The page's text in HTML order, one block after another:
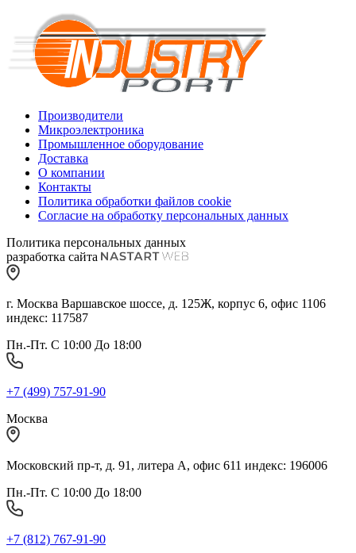
Производители
Микроэлектроника
Промышленное оборудование
Доставка
О компании
Контакты
Политика обработки файлов cookie
Согласие на обработку персональных данных
Политика персональных данных
разработка сайта
г. Москва Варшавское шоссе, д. 125Ж, корпус 6, офис 1106
индекс: 117587
Пн.-Пт. С 10:00 До 18:00
+7 (499) 757-91-90
Москва
Московский пр-т, д. 91, литера А, офис 611 индекс: 196006
Пн.-Пт. С 10:00 До 18:00
+7 (812) 767-91-90